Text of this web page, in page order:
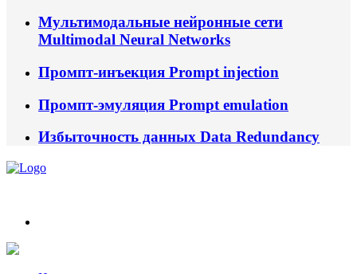
Мультимодальные нейронные сети
Multimodal Neural Networks
Промпт‑инъекция Prompt injection
Промпт‑эмуляция Prompt emulation
Избыточность данных Data Redundancy